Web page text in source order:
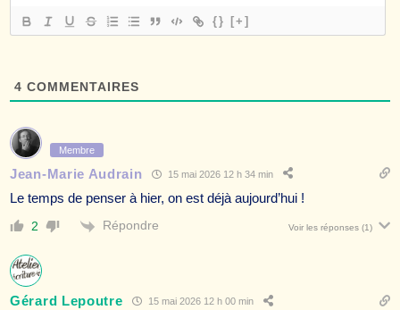
{} [+]
4 COMMENTAIRES
Membre
Jean-Marie Audrain 15 mai 2026 12 h 34 min
Le temps de penser à hier, on est déjà aujourd’hui !
2 Répondre Voir les réponses (1)
Gérard Lepoutre 15 mai 2026 12 h 00 min